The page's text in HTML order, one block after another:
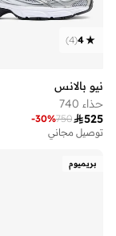
4
(
4
)
نيو بالانس
حذاء 740
525
750
-30%
توصيل مجاني
بريميوم